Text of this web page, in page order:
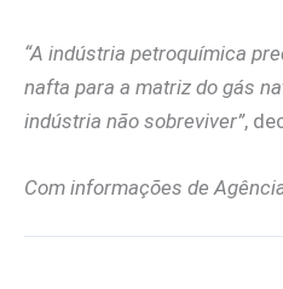
“A indústria petroquímica
nafta para a matriz do gás
indústria não sobreviver”,
Com informações de